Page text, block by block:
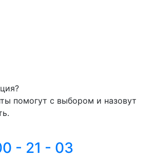
помогут с выбором и назовут
- 21 - 03